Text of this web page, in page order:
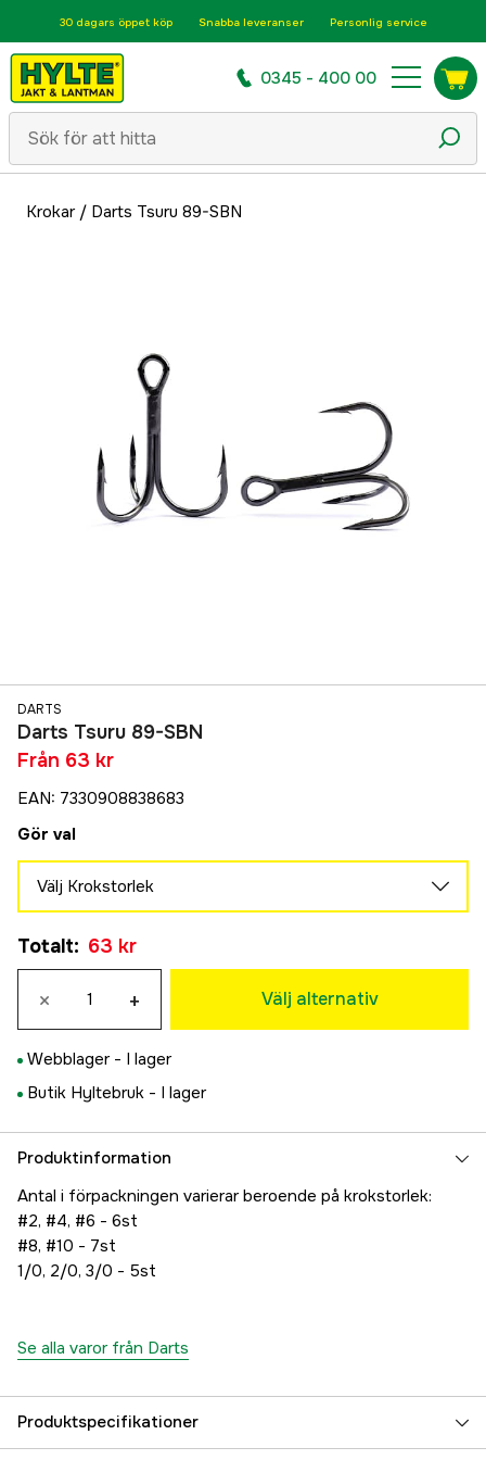
30 dagars öppet köp Snabba leveranser Personlig service
0345 - 400 00
Krokar/ Darts Tsuru 89-SBN
DARTS
Darts Tsuru 89-SBN
Från 63 kr
EAN: 7330908838683
Gör val
Välj Krokstorlek
85 kr
2
85 kr
85 kr
85 kr
63 kr
65 kr
1/0
85 kr
2/0
70 kr
Totalt: 63 kr
× + Välj alternativ
Webblager - I lager
Butik Hyltebruk - I lager
Produktinformation
Antal i förpackningen varierar beroende på krokstorlek:
#2, #4, #6 - 6st
#8, #10 - 7st
1/0, 2/0, 3/0 - 5st
Se alla varor från Darts
Produktspecifikationer